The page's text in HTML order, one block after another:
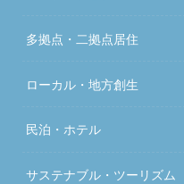
多拠点・二拠点居住
ローカル・地方創生
民泊・ホテル
サステナブル・ツーリズム